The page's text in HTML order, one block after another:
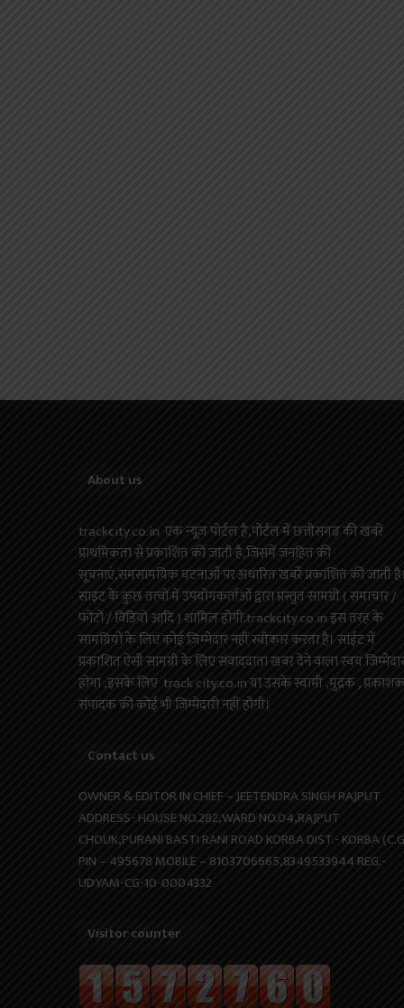
About us
trackcity.co.in एक न्यूज़ पोर्टल है,पोर्टल में छत्तीसगढ़ की खबरें
प्राथमिकता से प्रकाशित की जाती है,जिसमें जनहित की
सूचनाएं,समसामयिक घटनाओं पर अधारित खबरें प्रकाशित की जाती
साइट के कुछ तत्वों में उपयोगकर्ताओं द्वारा प्रस्तुत सामग्री ( समाचार /
फोटो / विडियो आदि ) शामिल होगी.trackcity.co.in इस तरह के
सामग्रियों के लिए कोई ज़िम्मेदार नहीं स्वीकार करता है। साईट में
प्रकाशित ऐसी सामग्री के लिए संवाददाता खबर देने वाला स्वयं
होगा ,इसके लिए track city.co.in या उसके स्वामी ,मुद्रक , प्रकाशक
संपादक की कोई भी जिम्मेदारी नहीं होगी।
Contact us
OWNER & EDITOR IN CHIEF – JEETENDRA SINGH RAJPUT
ADDRESS- HOUSE NO.282,WARD NO.04,RAJPUT
CHOUK,PURANI BASTI RANI ROAD KORBA DIST.- KORBA
PIN – 495678 MOBILE – 8103706665,8349533944 REG.-
UDYAM-CG-10-0004332
Visitor counter